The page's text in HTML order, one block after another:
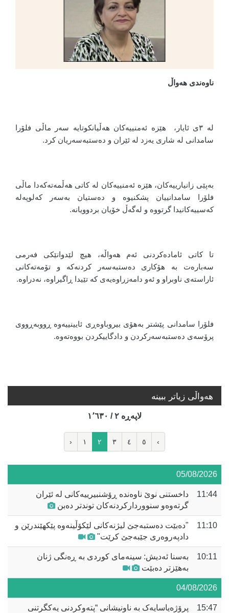
ناوەندی هەواڵ
لە ٣ی ئایار، هێزە ئەمنییەکان هەڵیانکوتایە سەر ماڵی فلۆرا
سامدانی لە شاری یەزد لە ئێران و دەستبەسەریان کرد.
بەپێی زانیارییەکان، هێزە ئەمنییەکان لە کاتی هەڵمەتەکەدا ماڵی
فلۆرا سامدانییان پشکنیوە و دەستیان بەسەر کەلوپەلە
کەسییەکانیدا گرتووە و لەگەڵ خۆیان بردوویانە.
تا کاتی ئامادەکردنی ئەم هەواڵە، هیچ لێدوانێکی فەرمی
سەبارەت بە هۆکاری دەستبەسەر کردنەکە و تۆمەتەکانی
ئاراستەی ناوبراو و ئەو دامەزراوەیەی کە تێیدا ڕاگیراوە، نەدراوە.
فلۆرا سامدانی پێشتر بەهۆی بیروباوەڕی ئایینییەوە ڕووبەڕووی
پرۆسەی دەستبەسەرکردن و دادگاییکردن بووەتەوە.
هه‌واڵی زیاتر ببینە
لاپه‌ڕه‌ ٢ / ١٬٦٣٠
‹ ١ ٢ ٣ ٤ ٥ ›
05/08/2026
11:44
داخستنی نوێ ناوەندە ڕۆشنبیرییەکانی لە ئێران
گرتەوەو سنووردارکردنەکان توندتر دەبن
11:10
"دەبێت دەستبەجێ لیژنەکانی لێکۆڵینەوە پێکهێندرێن و
دادپەروەری جێبەجێ کرێت"
10:11
بەسنا ئەدیش: سینەمای کوردی بە ڕەنگی ژنان
بەهێزتر دەبێت
04/08/2026
15:47
پرۆژەیاسایەک بە ناونیشانی “پتەوکردنی یەکگرتنی